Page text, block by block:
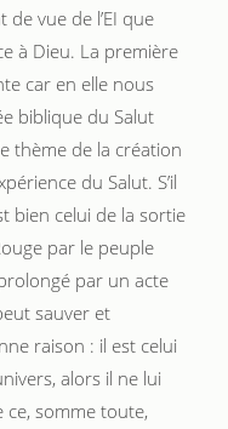
vue de l’EI que
à Dieu. La première
car en elle nous
biblique du Salut
thème de la création
du Salut. S’il
bien celui de la sortie
par le peuple
par un acte
sauver et
raison : il est celui
alors il ne lui
somme toute,